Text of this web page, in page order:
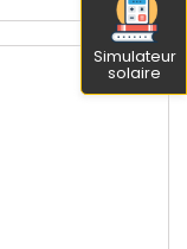
Simulateur
solaire